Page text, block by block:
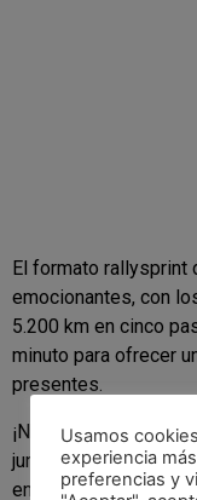
El formato rallysprint
emocionantes, con
5.200 km en cinco
minuto para ofrecer
presentes.
¡No te pierdas la
junto a Guillem Serna
en el Roadstr Rallye
Usamos
experiencia
preferencias y